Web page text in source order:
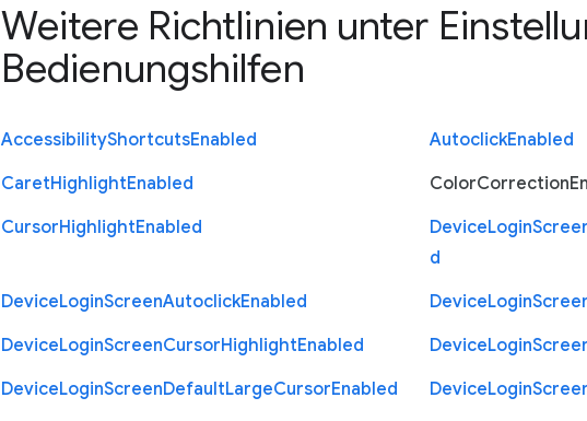
Weitere Richtlinien unter
Bedienungshilfen
AccessibilityShortcutsEnabled AutoclickEnabled
CaretHighlightEnabled ColorCorrection
CursorHighlightEnabled DeviceLogin
d
DeviceLoginScreenAutoclickEnabled DeviceLogin
DeviceLoginScreenCursorHighlightEnabled DeviceLogin
DeviceLoginScreenDefaultLargeCursorEnabled DeviceLogin